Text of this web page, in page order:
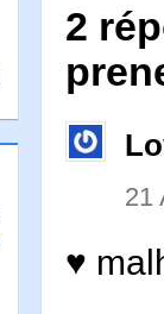
2
21
♥